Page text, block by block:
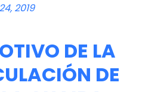
2019
DE LA
DE